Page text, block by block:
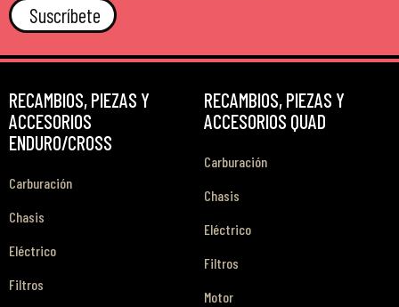
Suscríbete
RECAMBIOS, PIEZAS Y
ACCESORIOS
ENDURO/CROSS
Carburación
Chasis
Eléctrico
Filtros
RECAMBIOS, PIEZAS Y
ACCESORIOS QUAD
Carburación
Chasis
Eléctrico
Filtros
Motor